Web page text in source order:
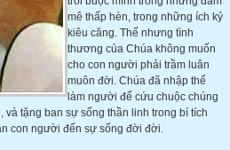
mê thấp hèn, trong những ích kỷ
kiêu căng. Thế nhưng tình
thương của Chúa không muốn
cho con người phải trầm luân
muôn đời. Chúa đã nhập thể
làm người để cứu chuộc chúng
tặng ban sự sống thần linh trong bí tích
con người đến sự sống đời đời.